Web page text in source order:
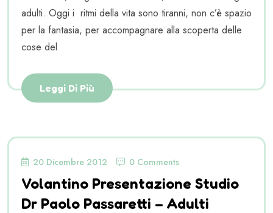
adulti. Oggi i ritmi della vita sono tiranni, non c’è spazio
per la fantasia, per accompagnare alla scoperta delle
cose del
Leggi Di Più
20 Dicembre 2012 0 Comments
Volantino Presentazione Studio
Dr Paolo Passaretti – Adulti